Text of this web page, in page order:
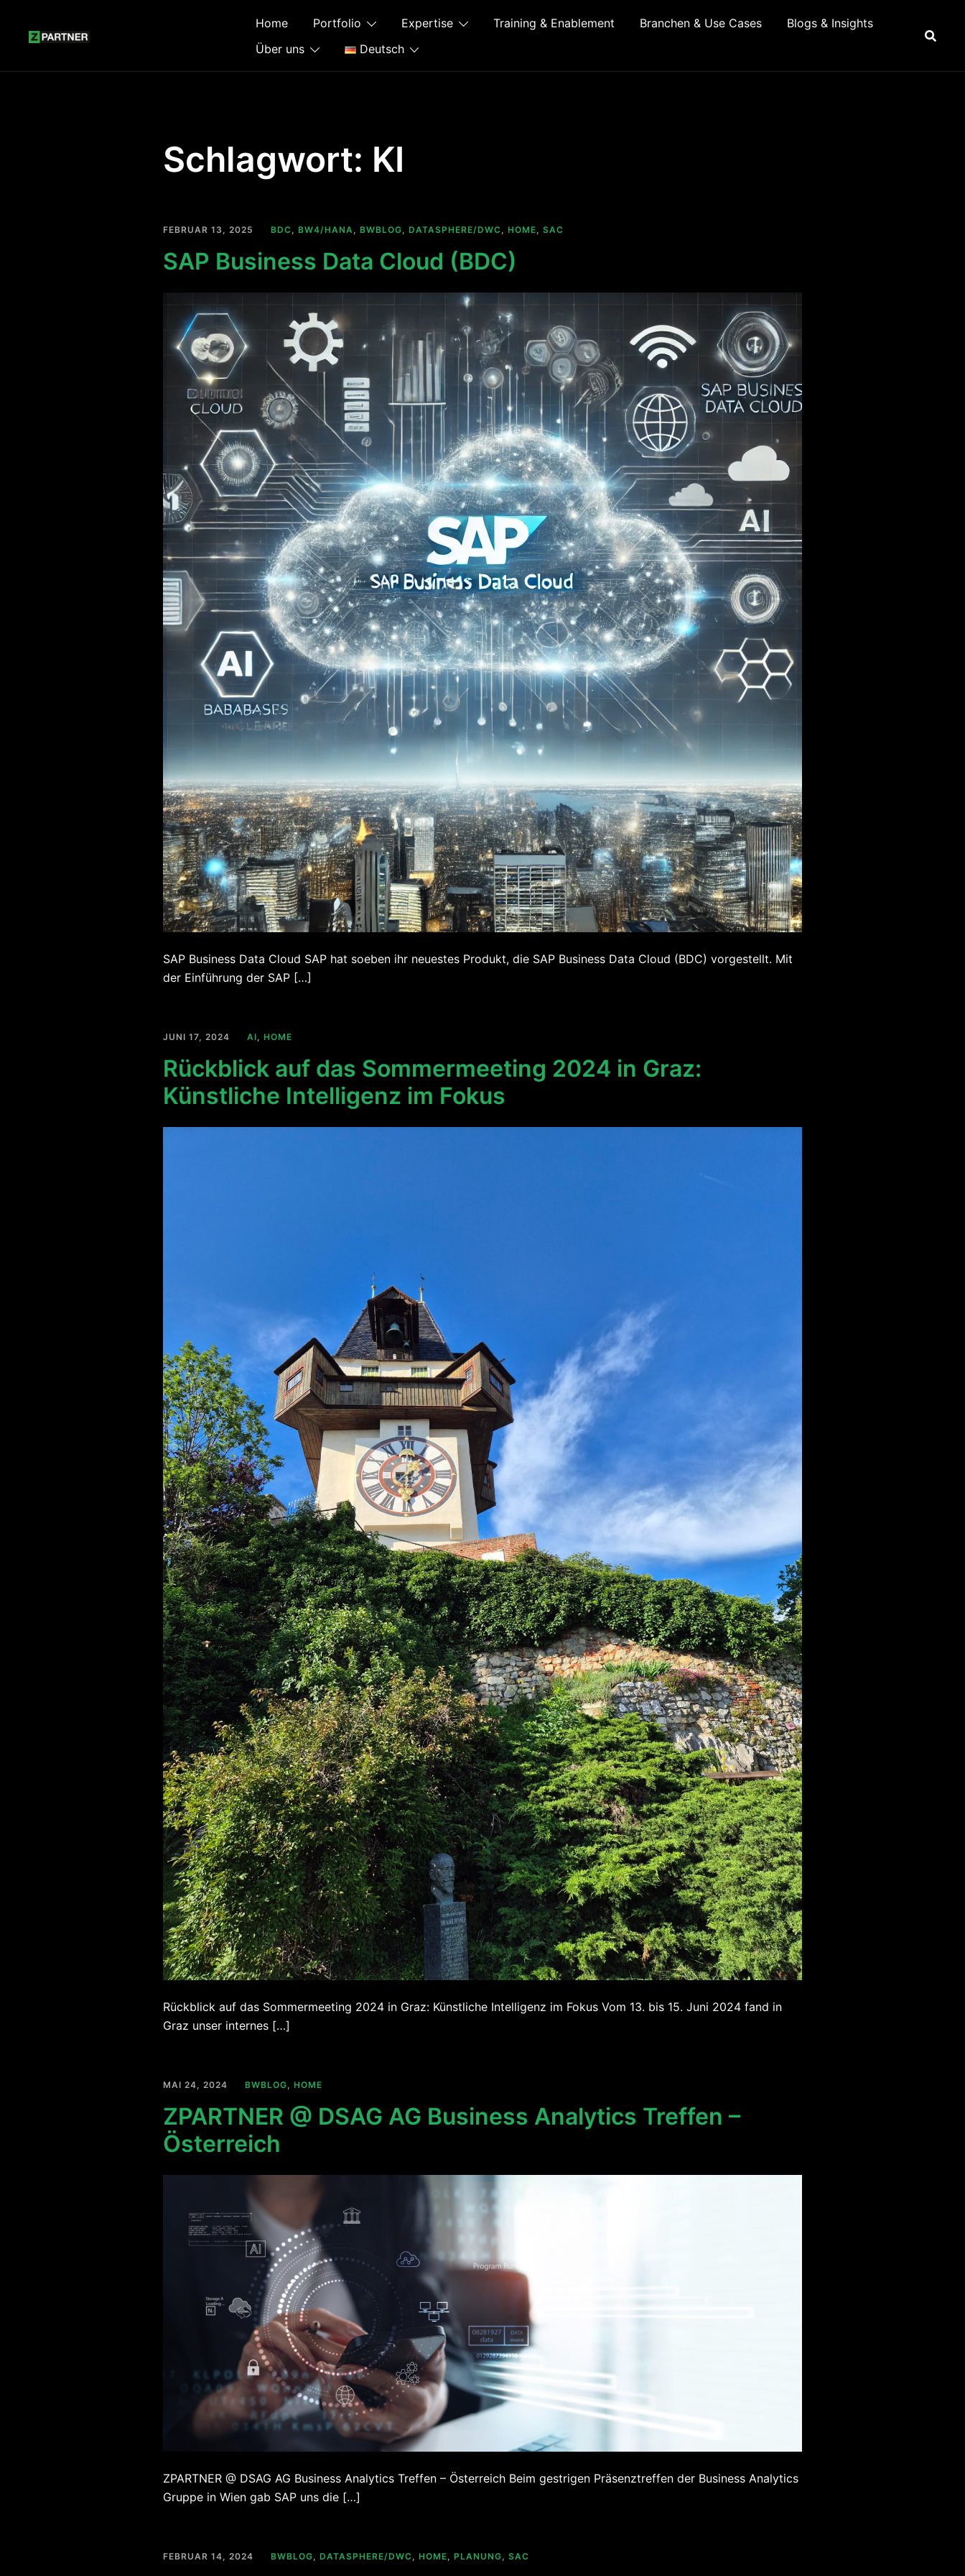
springen
Home Portfolio Expertise Training & Enablement Branchen & Use Cases
Blogs & Insights
Über uns
Deutsch
Schlagwort: KI
FEBRUAR 13, 2025 BDC, BW4/HANA, BWBLOG, DATASPHERE/DWC, HOME, SAC
SAP Business Data Cloud (BDC)
SAP Business Data Cloud SAP hat soeben ihr neuestes Produkt, die SAP Business Data Cloud (BDC) vorgestellt. Mit
der Einführung der SAP […]
JUNI 17, 2024 AI, HOME
Rückblick auf das Sommermeeting 2024 in Graz:
Künstliche Intelligenz im Fokus
Rückblick auf das Sommermeeting 2024 in Graz: Künstliche Intelligenz im Fokus Vom 13. bis 15. Juni 2024 fand in
Graz unser internes […]
MAI 24, 2024 BWBLOG, HOME
ZPARTNER @ DSAG AG Business Analytics Treffen –
Österreich
ZPARTNER @ DSAG AG Business Analytics Treffen – Österreich Beim gestrigen Präsenztreffen der Business Analytics
Gruppe in Wien gab SAP uns die […]
FEBRUAR 14, 2024 BWBLOG, DATASPHERE/DWC, HOME, PLANUNG, SAC